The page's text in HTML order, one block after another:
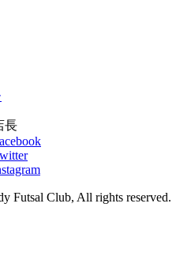
Futsal Club, All rights reserved.